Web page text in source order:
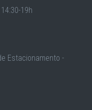
19h
Estacionamento -